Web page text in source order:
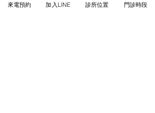
來電預約 加入LINE 診所位置 門診時段